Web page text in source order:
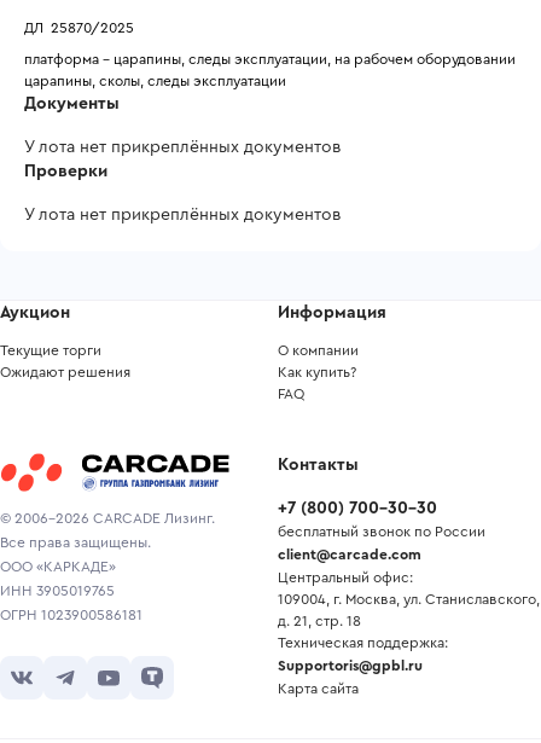
ДЛ  25870/2025
платформа - царапины, следы эксплуатации, на рабочем оборудовании
царапины, сколы, следы эксплуатации
Документы
У лота нет прикреплённых документов
Проверки
У лота нет прикреплённых документов
© 2006-2026 CARCADE Лизинг.
Все права защищены.
ООО «КАРКАДЕ»
ИНН 3905019765
ОГРН 1023900586181
Аукцион
Текущие торги
Ожидают решения
Информация
О компании
Как купить?
FAQ
Контакты
+7 (800) 700-30-30
бесплатный звонок по России
client@carcade.com
Центральный офис:
109004, г. Москва, ул. Станиславского,
д. 21, стр. 18
Техническая поддержка:
Supportoris@gpbl.ru
Карта сайта